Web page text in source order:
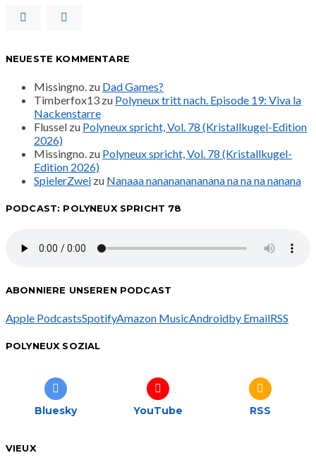
NEUESTE KOMMENTARE
Missingno. zu Dad Games?
Timberfox13 zu Polyneux tritt nach. Episode 19: Viva la
Nackenstarre
Flussel zu Polyneux spricht, Vol. 78 (Kristallkugel-Edition
2026)
Missingno. zu Polyneux spricht, Vol. 78 (Kristallkugel-
Edition 2026)
SpielerZwei zu Nanaaa nanananananana na na na nanana
PODCAST: POLYNEUX SPRICHT 78
ABONNIERE UNSEREN PODCAST
Apple PodcastsSpotifyAmazon MusicAndroidby EmailRSS
POLYNEUX SOZIAL
Bluesky YouTube RSS
VIEUX